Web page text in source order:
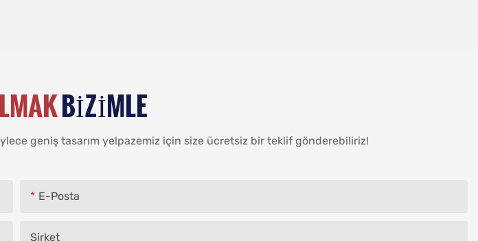
BIZIMLE
geniş tasarım yelpazemiz için size ücretsiz bir teklif gönderebiliriz!
E-Posta
Şirket